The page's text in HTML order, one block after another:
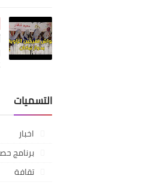
التسميات
اخبار
برنامج
تقافة